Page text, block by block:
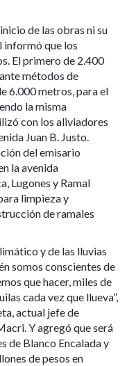
de las obras ni su
informó que los
El primero de 2.400
métodos de
6.000 metros, para el
la misma
con los aliviadores
Juan B. Justo.
del emisario
la avenida
Lugones y Ramal
limpieza y
de ramales
y de las lluvias
somos conscientes de
que hacer, miles de
cada vez que llueva”,
actual jefe de
Y agregó que será
de Blanco Encalada y
de pesos en